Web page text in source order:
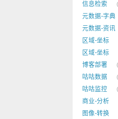
信息检索
元数据-字典
元数据-资讯
区域-坐标
区域-坐标
博客部署
咕咕数据
咕咕监控
商业-分析
图像-转换